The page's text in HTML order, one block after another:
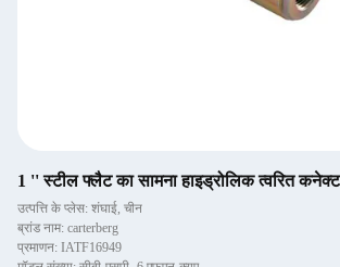
1 '' स्टील फ्लैट का सामना हाइड्रोलिक त्वरित
उत्पत्ति के प्लेस: शंघाई, चीन
ब्रांड नाम: carterberg
प्रमाणन: IATF16949